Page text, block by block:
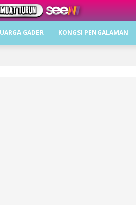
GADER KONGSI PENGALAMAN